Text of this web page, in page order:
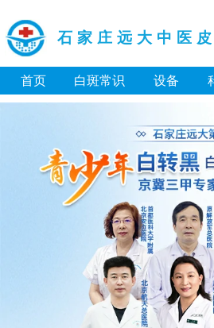
石家庄远大中医
首页 白斑常识 设备